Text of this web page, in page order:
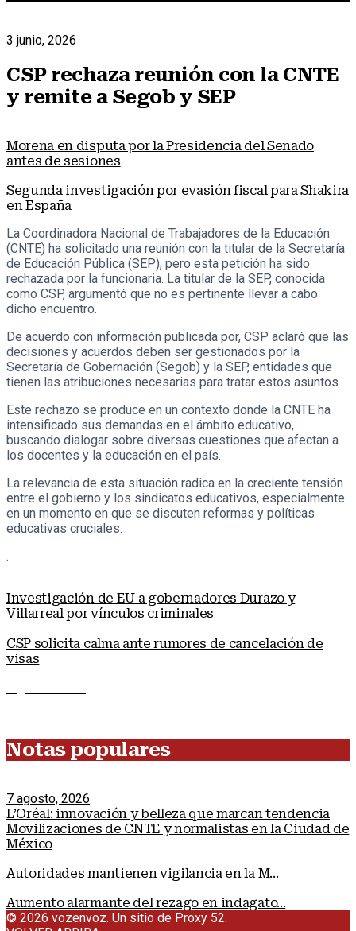
3 junio, 2026
CSP rechaza reunión con la CNTE
y remite a Segob y SEP
Morena en disputa por la Presidencia del Senado
antes de sesiones
Segunda investigación por evasión fiscal para Shakira
en España
La Coordinadora Nacional de Trabajadores de la Educación
(CNTE) ha solicitado una reunión con la titular de la Secretaría
de Educación Pública (SEP), pero esta petición ha sido
rechazada por la funcionaria. La titular de la SEP, conocida
como CSP, argumentó que no es pertinente llevar a cabo
dicho encuentro.
De acuerdo con información publicada por, CSP aclaró que las
decisiones y acuerdos deben ser gestionados por la
Secretaría de Gobernación (Segob) y la SEP, entidades que
tienen las atribuciones necesarias para tratar estos asuntos.
Este rechazo se produce en un contexto donde la CNTE ha
intensificado sus demandas en el ámbito educativo,
buscando dialogar sobre diversas cuestiones que afectan a
los docentes y la educación en el país.
La relevancia de esta situación radica en la creciente tensión
entre el gobierno y los sindicatos educativos, especialmente
en un momento en que se discuten reformas y políticas
educativas cruciales.
.
Investigación de EU a gobernadores Durazo y
Villarreal por vínculos criminales
CSP solicita calma ante rumores de cancelación de
visas
Notas populares
7 agosto, 2026
L’Oréal: innovación y belleza que marcan tendencia
Movilizaciones de CNTE y normalistas en la Ciudad de
México
Autoridades mantienen vigilancia en la M...
Aumento alarmante del rezago en indagato...
© 2026 vozenvoz. Un sitio de Proxy 52.